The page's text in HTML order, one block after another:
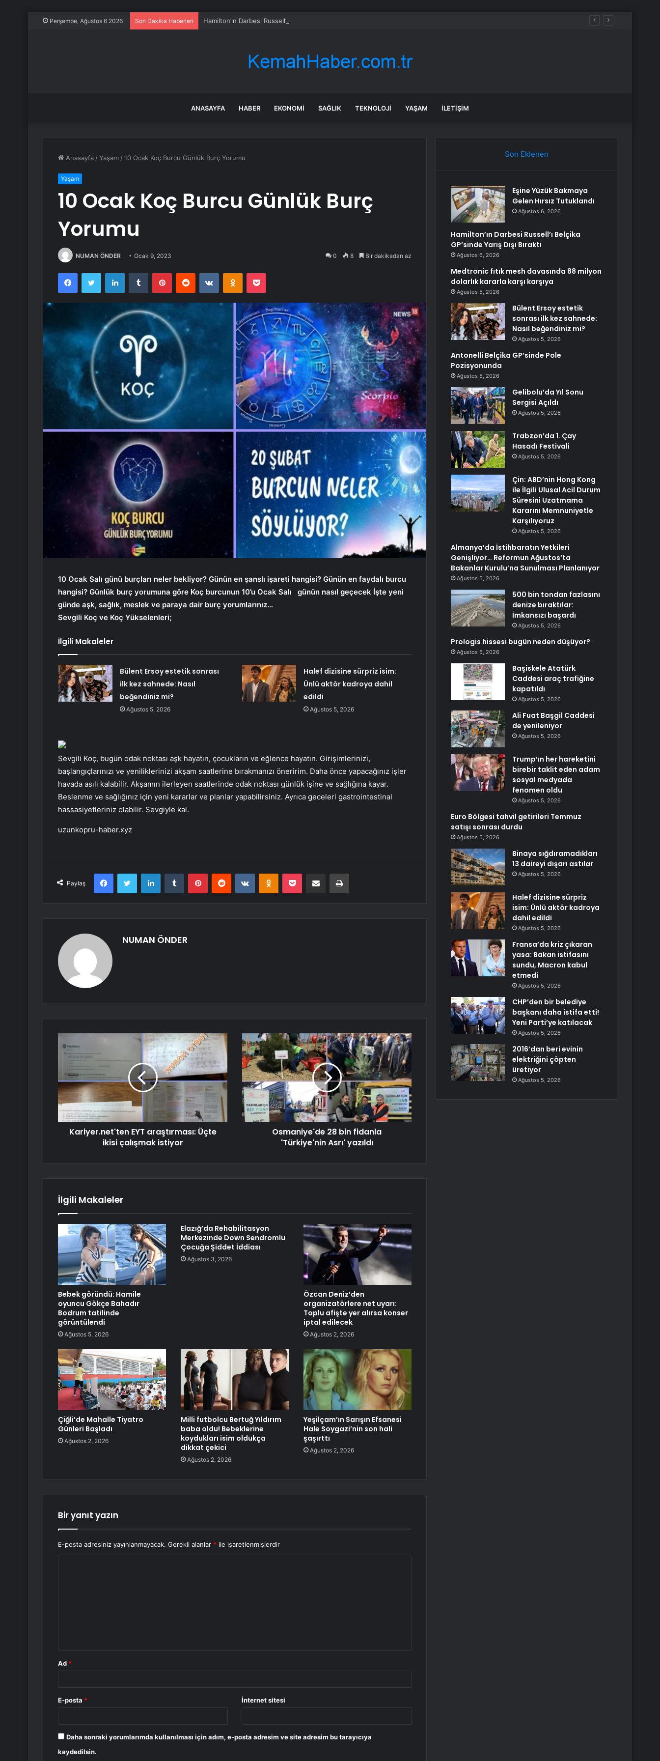
Perşembe, Ağustos 6 2026 Son Dakika Haberleri Hamilton’ın Darbesi Russell’ı Belçika GP’sinde Yarış Dışı Bıraktı
ANASAYFA HABER EKONOMI SAĞLIK TEKNOLOJI YAŞAM İLETIŞIM
Anasayfa /Yaşam /10 Ocak Koç Burcu Günlük Burç Yorumu
Yaşam
10 Ocak Koç Burcu Günlük Burç
Yorumu
NUMAN ÖNDER Ocak 9, 2023 0 8 Bir dakikadan az
FacebookTwitter LinkedInTumblr PinterestReddit VKontakteOdnoklassniki
Pocket
10 Ocak Salı günü burçları neler bekliyor? Günün en şanslı işareti hangisi? Günün en faydalı burcu
hangisi? Günlük burç yorumuna göre Koç burcunun 10’u Ocak Salı
günün nasıl geçecek İşte yeni
günde aşk, sağlık, meslek ve paraya dair burç yorumlarınız…
Sevgili Koç ve Koç Yükselenleri;
İlgili Makaleler
Bülent Ersoy estetik sonrası
ilk kez sahnede: Nasıl
beğendiniz mi?
Ağustos 5, 2026
Halef dizisine sürpriz isim:
Ünlü aktör kadroya dahil
edildi
Ağustos 5, 2026
Sevgili Koç, bugün odak noktası aşk hayatın, çocukların ve eğlence hayatın. Girişimlerinizi,
başlangıçlarınızı ve yeniliklerinizi akşam saatlerine bırakmanızı öneririm. Daha önce yapacağınız işler
havada asılı kalabilir. Akşamın ilerleyen saatlerinde odak noktası günlük işine ve sağlığına kayar.
Beslenme ve sağlığınız için yeni kararlar ve planlar yapabilirsiniz. Ayrıca geceleri gastrointestinal
hassasiyetleriniz olabilir. Sevgiyle kal.
uzunkopru-haber.xyz
Paylaş
FacebookTwitter LinkedInTumblr PinterestReddit VKontakteOdnoklassniki
Pocket E-Posta ile paylaş Yazdır
NUMAN ÖNDER
Kariyer.net'ten EYT araştırması: Üçte
ikisi çalışmak istiyor
Osmaniye'de 28 bin fidanla
'Türkiye'nin Asrı' yazıldı
İlgili Makaleler
Bebek göründü: Hamile
oyuncu Gökçe Bahadır
Bodrum tatilinde
görüntülendi
Ağustos 5, 2026
Elazığ’da Rehabilitasyon
Merkezinde Down Sendromlu
Çocuğa Şiddet İddiası
Ağustos 3, 2026
Özcan Deniz’den
organizatörlere net uyarı:
Toplu afişte yer alırsa konser
iptal edilecek
Ağustos 2, 2026
Çiğli’de Mahalle Tiyatro
Günleri Başladı
Ağustos 2, 2026
Milli futbolcu Bertuğ Yıldırım
baba oldu! Bebeklerine
koydukları isim oldukça
dikkat çekici
Ağustos 2, 2026
Yeşilçam’ın Sarışın Efsanesi
Hale Soygazi’nin son hali
şaşırttı
Ağustos 2, 2026
Bir yanıt yazın
E-posta adresiniz yayınlanmayacak. Gerekli alanlar * ile işaretlenmişlerdir
Ad *
E-posta * İnternet sitesi
Daha sonraki yorumlarımda kullanılması için adım, e-posta adresim ve site adresim bu tarayıcıya
kaydedilsin.
Son Eklenen
Eşine Yüzük Bakmaya
Gelen Hırsız Tutuklandı
Ağustos 6, 2026
Hamilton’ın Darbesi Russell’ı Belçika
GP’sinde Yarış Dışı Bıraktı
Ağustos 6, 2026
Medtronic fıtık mesh davasında 88 milyon
dolarlık kararla karşı karşıya
Ağustos 5, 2026
Bülent Ersoy estetik
sonrası ilk kez sahnede:
Nasıl beğendiniz mi?
Ağustos 5, 2026
Antonelli Belçika GP’sinde Pole
Pozisyonunda
Ağustos 5, 2026
Gelibolu’da Yıl Sonu
Sergisi Açıldı
Ağustos 5, 2026
Trabzon’da 1. Çay
Hasadı Festivali
Ağustos 5, 2026
Çin: ABD’nin Hong Kong
ile İlgili Ulusal Acil Durum
Süresini Uzatmama
Kararını Memnuniyetle
Karşılıyoruz
Ağustos 5, 2026
Almanya’da İstihbaratın Yetkileri
Genişliyor… Reformun Ağustos’ta
Bakanlar Kurulu’na Sunulması Planlanıyor
Ağustos 5, 2026
500 bin tondan fazlasını
denize bıraktılar:
İmkansızı başardı
Ağustos 5, 2026
Prologis hissesi bugün neden düşüyor?
Ağustos 5, 2026
Başiskele Atatürk
Caddesi araç trafiğine
kapatıldı
Ağustos 5, 2026
Ali Fuat Başgil Caddesi
de yenileniyor
Ağustos 5, 2026
Trump’ın her hareketini
birebir taklit eden adam
sosyal medyada
fenomen oldu
Ağustos 5, 2026
Euro Bölgesi tahvil getirileri Temmuz
satışı sonrası durdu
Ağustos 5, 2026
Binaya sığdıramadıkları
13 daireyi dışarı astılar
Ağustos 5, 2026
Halef dizisine sürpriz
isim: Ünlü aktör kadroya
dahil edildi
Ağustos 5, 2026
Fransa’da kriz çıkaran
yasa: Bakan istifasını
sundu, Macron kabul
etmedi
Ağustos 5, 2026
CHP’den bir belediye
başkanı daha istifa etti!
Yeni Parti’ye katılacak
Ağustos 5, 2026
2016’dan beri evinin
elektriğini çöpten
üretiyor
Ağustos 5, 2026